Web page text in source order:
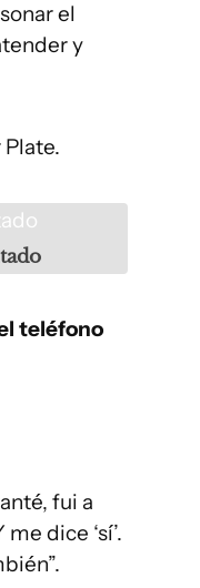
el
y
teléfono
fui a
dice ‘sí’.